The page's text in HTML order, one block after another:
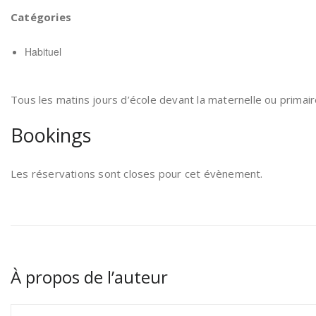
Catégories
Habituel
Tous les matins jours d’école devant la maternelle ou
Bookings
Les réservations sont closes pour cet évènement.
À propos de l’auteur